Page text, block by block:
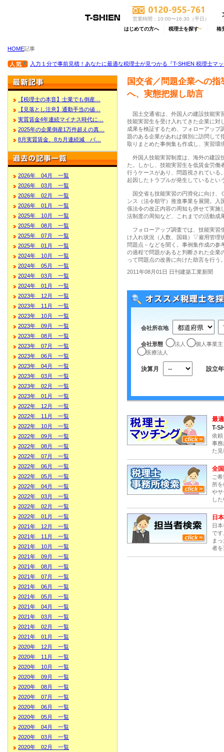
営業時間：10:00〜16:30（平日）
はじめての方へ 税理士を探す 格
HOME記事
入力１分で事前見積！あなたに最適な税理士が見つかる『T-SHIEN 税理士マ
【税理士の本音】士業でも倒産…
【見落とし注意】通勤手当の値…
実質賃金4年連続マイナス時代に…
2025年の企業倒産1万件超えの真…
8月実質賃金、8カ月連続減 パ…
2026年 04月 一覧
2026年 03月 一覧
2026年 02月 一覧
2026年 01月 一覧
2025年 10月 一覧
2025年 08月 一覧
2025年 07月 一覧
2025年 01月 一覧
2024年 10月 一覧
2024年 05月 一覧
2024年 03月 一覧
2024年 01月 一覧
2023年 12月 一覧
2023年 11月 一覧
2023年 10月 一覧
2023年 09月 一覧
2023年 08月 一覧
2023年 07月 一覧
2023年 06月 一覧
2023年 04月 一覧
2023年 03月 一覧
2023年 02月 一覧
2023年 01月 一覧
2022年 12月 一覧
2022年 11月 一覧
2022年 10月 一覧
2022年 09月 一覧
2022年 08月 一覧
2022年 07月 一覧
2022年 06月 一覧
2022年 05月 一覧
2022年 04月 一覧
2022年 03月 一覧
2022年 02月 一覧
2022年 01月 一覧
2021年 12月 一覧
2021年 11月 一覧
2021年 10月 一覧
2021年 09月 一覧
2021年 08月 一覧
2021年 07月 一覧
2021年 06月 一覧
2021年 05月 一覧
2021年 04月 一覧
2021年 03月 一覧
2021年 02月 一覧
2021年 01月 一覧
2020年 12月 一覧
2020年 11月 一覧
2020年 10月 一覧
2020年 09月 一覧
2020年 08月 一覧
2020年 07月 一覧
2020年 06月 一覧
2020年 05月 一覧
2020年 04月 一覧
2020年 03月 一覧
2020年 02月 一覧
国交省／問題企業への
へ、実態把握し助言
国土交通省は、外国人の建設技能実
技能実習生を受け入れてきた企業に対
成果を検証するため、フォローアップ
題のある企業があれば個別に訪問して
取りまとめた事例集も作成し、実習環
外国人技能実習制度は、海外の建設
た。しかし、技能実習生を低賃金労働
行うケースがあり、問題視されている
起因したトラブルが発生しているとい
国交省も技能実習の円滑化に向け、
ンス（法令順守）推進事業を展開。入
係法令の改正内容の周知も併せて実施
法制度の周知など、これまでの活動成
フォローアップ調査では、技能実習
け入れ状況（人数、国籍）▽雇用管理
問題点－などを聞く。事例集作成の参
の過程で問題があると判断された企業
って問題点の改善に向けた助言を行う
2011年08月01日 日刊建築工業新聞
会社所在地
会社形態 法人
個人事業主
医療法人
決算月 設立年
最適
T-
依頼
事務
た
全
ご
所
やサ
し
日
日
です
ま
者を